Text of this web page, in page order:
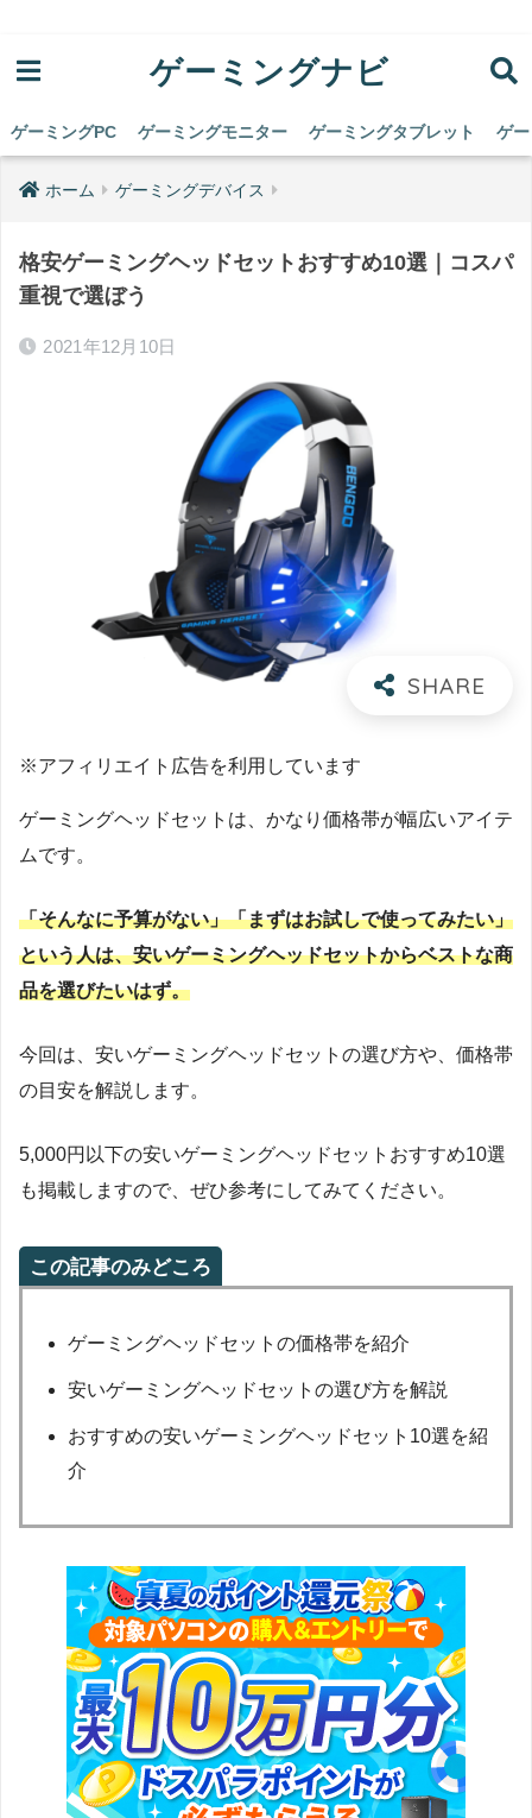
ゲーミングナビ
ゲーミングPC ゲーミングモニター ゲーミングタブレット ゲ
ホーム ゲーミングデバイス
格安ゲーミングヘッドセットおすすめ10選｜コスパ
重視で選ぼう
2021年12月10日
※アフィリエイト広告を利用しています
ゲーミングヘッドセットは、かなり価格帯が幅広いアイテ
ムです。
「そんなに予算がない」「まずはお試しで使ってみたい」
という人は、安いゲーミングヘッドセットからベストな商
品を選びたいはず。
今回は、安いゲーミングヘッドセットの選び方や、価格帯
の目安を解説します。
5,000円以下の安いゲーミングヘッドセットおすすめ10選
も掲載しますので、ぜひ参考にしてみてください。
この記事のみどころ
ゲーミングヘッドセットの価格帯を紹介
安いゲーミングヘッドセットの選び方を解説
おすすめの安いゲーミングヘッドセット10選を紹
介